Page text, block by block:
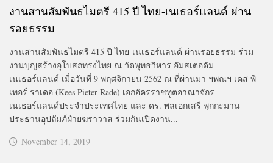
งานสานสัมพันธไมตรี 415 ปี ไทย-เนเธอร์แลนด์ ผ่าน
รอยธรรม
งานสานสัมพันธไมตรี 415 ปี ไทย-เนเธอร์แลนด์ ผ่านรอยธรรม ร่วม
งานบุญสร้างอุโบสถทรงไทย ณ วัดพุทธวิหาร อัมสเตอดัม
เนเธอร์แลนด์ เมื่อวันที่ 9 พฤศจิกายน 2562 ณ ที่ผ่านมา ฯพณฯ เคส พิ
เทอร์ ราเดอ (Kees Pieter Rade) เอกอัครราชทูตอาณาจักร
เนเธอร์แลนด์ประจำประเทศไทย และ ดร. พลเอกเสรี พุกกะมาน
ประธานอุปถัมภ์ฝ่ายฆราวาส ร่วมกันเปิดงาน...
November 14, 2019